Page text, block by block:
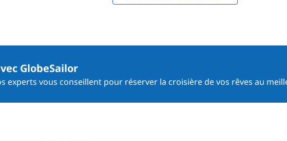
GlobeSailor
experts vous conseillent pour réserver la croisière de vos rêves au